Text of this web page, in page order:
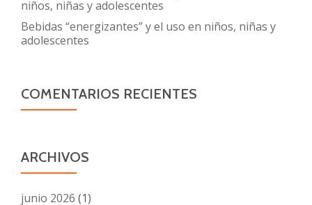
niños, niñas y adolescentes
Bebidas “energizantes” y el uso en niños, niñas y
adolescentes
COMENTARIOS RECIENTES
ARCHIVOS
junio 2026 (1)